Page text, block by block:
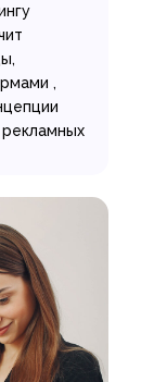
,
рекламных